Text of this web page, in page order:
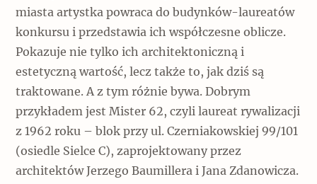
miasta artystka powraca do budynków-laureatów
konkursu i przedstawia ich współczesne oblicze.
Pokazuje nie tylko ich architektoniczną i
estetyczną wartość, lecz także to, jak dziś są
traktowane. A z tym różnie bywa. Dobrym
przykładem jest Mister 62, czyli laureat rywalizacji
z 1962 roku – blok przy ul. Czerniakowskiej 99/101
(osiedle Sielce C), zaprojektowany przez
architektów Jerzego Baumillera i Jana Zdanowicza.